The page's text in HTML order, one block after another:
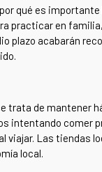
qué es
practicar en
plazo acabarán
trata de mantener
intentando comer
viajar. Las tiendas
local.